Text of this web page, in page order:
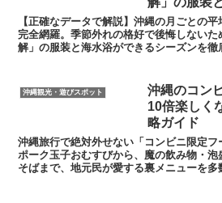
【正確なデータで解説】沖縄の月ごとの
完全網羅。季節外れの格好で後悔しない
解」の服装と海水浴ができるシーズンを
沖縄観光・遊びスポット
沖縄のコン
10倍楽しく
略ガイド
沖縄旅行で絶対外せない「コンビニ限定
ポーク玉子おむすびから、魔の飲み物・
そばまで、地元民が愛する裏メニューを